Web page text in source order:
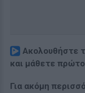
Ακολουθήστε
και μάθετε
Για ακόμη